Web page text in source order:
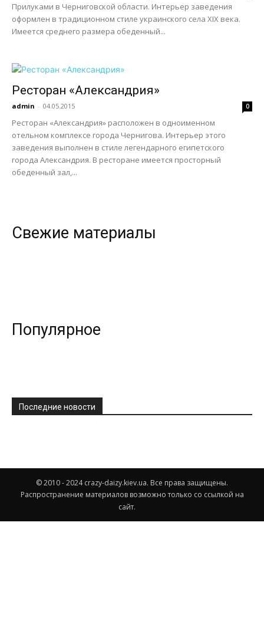
Прилуками в Черниговской области. Интерьер заведения
оформлен в традиционном стиле украинского села XIX века.
Имеется среднего размера обеденный...
Ресторан «Александрия»
admin - 04.05.2015 0
Ресторан «Александрия» расположен в одноименном
отельном комплексе города Чернигова. Интерьер этого
заведения выполнен в стиле легендарного египетского
города Александрия. В ресторане имеется просторный
обеденный зал,...
Свежие материалы
Популярное
Последние новости
© 2010 - 2024 crazy-daizy.kiev.ua. Все права защищены.
Распространение материалов возможно только со ссылкой на
сайт.